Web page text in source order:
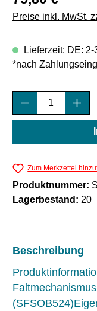
Preise inkl. MwSt.
Lieferzeit: DE:
*nach
Produkt
Zum Merkzettel
Produktnummer:
Lagerbestand: 20
Beschreibung